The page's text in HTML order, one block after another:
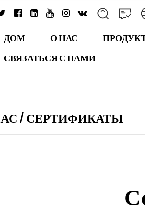
ДОМ О НАС
СВЯЗАТЬСЯ С НАМИ
/СЕРТИФИКАТЫ